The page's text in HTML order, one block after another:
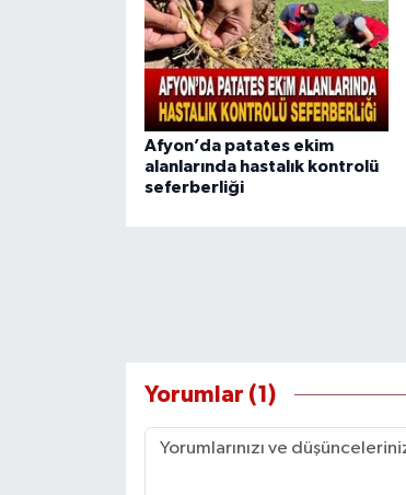
Afyon’da patates ekim
alanlarında hastalık kontrolü
seferberliği
Yorumlar (1)